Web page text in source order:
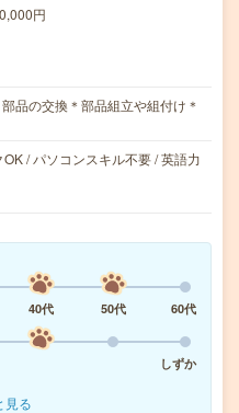
円
品の交換＊部品組立や組付け＊
/ パソコンスキル不要 / 英語力
40代 50代
60代
しずか
見る